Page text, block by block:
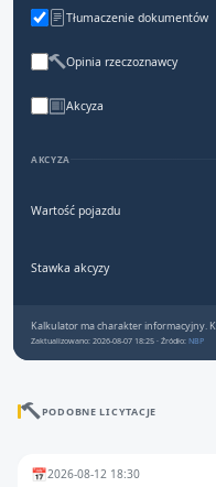
Tłumaczenie dokumentów
Opinia rzeczoznawcy
Akcyza
AKCYZA
Wartość pojazdu
Stawka akcyzy
Kalkulator ma charakter informacyjny.
Zaktualizowano: 2026-08-07 18:25 · Źródło: NBP
PODOBNE LICYTACJE
📅2026-08-12 18:30